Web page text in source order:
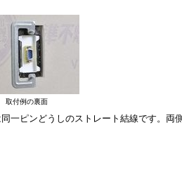
取付例の裏面
一ピンどうしのストレート結線です。両